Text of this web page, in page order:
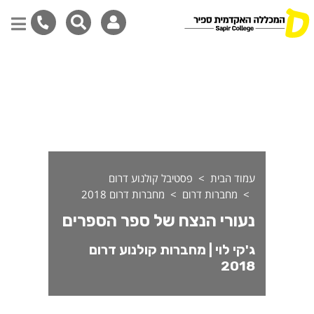
עמוד הבית
פסטיבל קולנוע דרום
מחברות דרום
מחברות דרום 2018
נעורי הנצח של ספר הספרים
ג'קי לוי | מחברות קולנוע דרום
2018